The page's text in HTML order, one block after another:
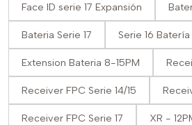
Face ID serie 17 Expansión
Bateria Serie 17 Serie 16
Extension Bateria 8-15PM
Receiver FPC Serie 14/15
Receiver FPC Serie 17 XR -